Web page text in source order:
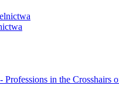
in the Crosshairs